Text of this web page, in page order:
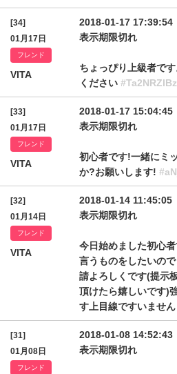
[34]
01月17日
フレンド
VITA
2018-01-17 17:39:54
表示期限切れ
ちょっぴり上級者で
ください
[33]
01月17日
フレンド
VITA
2018-01-17 15:04:45
表示期限切れ
初心者です!一緒にミ
か?お願いします!
[32]
01月14日
フレンド
VITA
2018-01-14 11:45:05
表示期限切れ
今日始めました初心
言うものをしたいの
請よろしくです(提示
頂けたら嬉しいです)
す上目線ですいません
[31]
01月08日
フレンド
2018-01-08 14:52:43
表示期限切れ